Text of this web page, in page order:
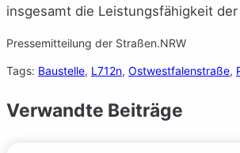
insgesamt die Leistungsfähigkeit der
Pressemitteilung der Straßen.NRW
Tags: Baustelle, L712n, Ostwestfalenstraße,
Verwandte Beiträge